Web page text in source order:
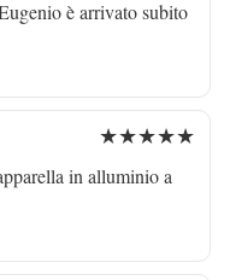
è arrivato subito
★★★★★
in alluminio a